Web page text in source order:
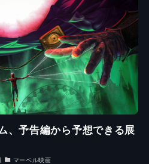
、予告編から予想できる展
マーベル映画